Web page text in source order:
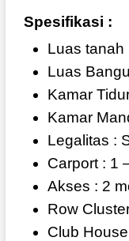
Spesifikasi :
Luas tanah
Luas
Kamar
Kamar
Legalitas :
Carport : 1
Akses : 2
Row
Club